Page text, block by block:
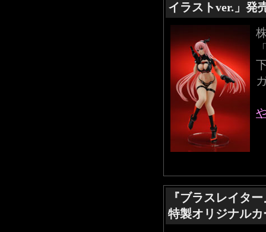
イラストver.」発
『ブラスレイタ
特製オリジナル